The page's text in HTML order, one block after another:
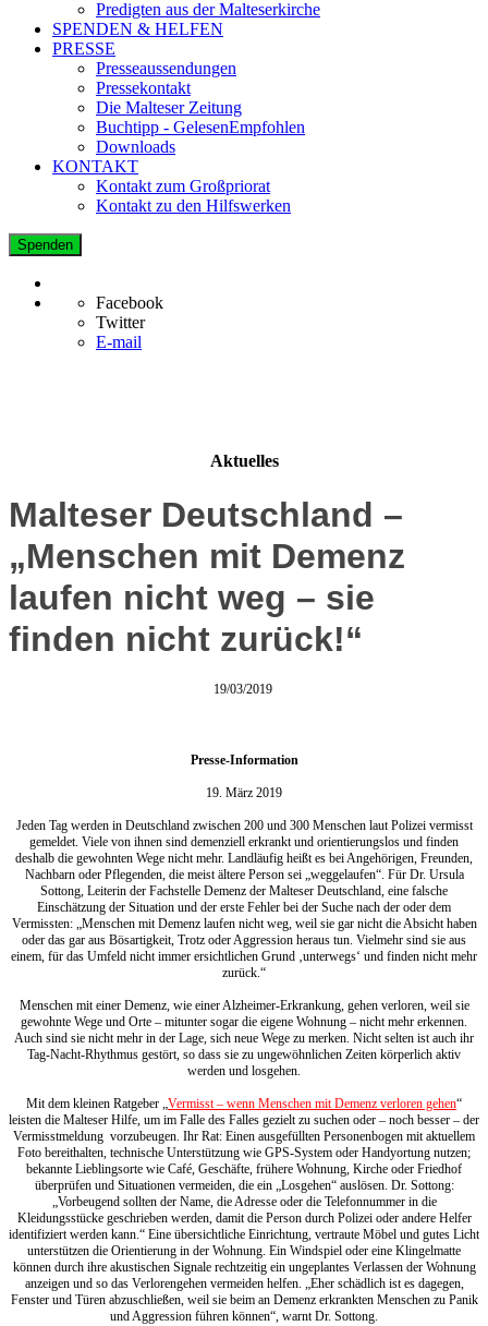
Predigten aus der Malteserkirche
SPENDEN & HELFEN
PRESSE
Presseaussendungen
Pressekontakt
Die Malteser Zeitung
Buchtipp - GelesenEmpfohlen
Downloads
KONTAKT
Kontakt zum Großpriorat
Kontakt zu den Hilfswerken
Spenden
Facebook
Twitter
E-mail
Aktuelles
Malteser Deutschland –
„Menschen mit Demenz
laufen nicht weg – sie
finden nicht zurück!“
19/03/2019
Presse-Information
19. März 2019
Jeden Tag werden in Deutschland zwischen 200 und 300 Menschen laut Polizei vermisst
gemeldet. Viele von ihnen sind demenziell erkrankt und orientierungslos und finden
deshalb die gewohnten Wege nicht mehr. Landläufig heißt es bei Angehörigen, Freunden,
Nachbarn oder Pflegenden, die meist ältere Person sei „weggelaufen“. Für Dr. Ursula
Sottong, Leiterin der Fachstelle Demenz der Malteser Deutschland, eine falsche
Einschätzung der Situation und der erste Fehler bei der Suche nach der oder dem
Vermissten: „Menschen mit Demenz laufen nicht weg, weil sie gar nicht die Absicht haben
oder das gar aus Bösartigkeit, Trotz oder Aggression heraus tun. Vielmehr sind sie aus
einem, für das Umfeld nicht immer ersichtlichen Grund ‚unterwegs‘ und finden nicht mehr
zurück.“
Menschen mit einer Demenz, wie einer Alzheimer-Erkrankung, gehen verloren, weil sie
gewohnte Wege und Orte – mitunter sogar die eigene Wohnung – nicht mehr erkennen.
Auch sind sie nicht mehr in der Lage, sich neue Wege zu merken. Nicht selten ist auch ihr
Tag-Nacht-Rhythmus gestört, so dass sie zu ungewöhnlichen Zeiten körperlich aktiv
werden und losgehen.
Mit dem kleinen Ratgeber „Vermisst – wenn Menschen mit Demenz verloren gehen“
leisten die Malteser Hilfe, um im Falle des Falles gezielt zu suchen oder – noch besser – der
Vermisstmeldung vorzubeugen. Ihr Rat: Einen ausgefüllten Personenbogen mit aktuellem
Foto bereithalten, technische Unterstützung wie GPS-System oder Handyortung nutzen;
bekannte Lieblingsorte wie Café, Geschäfte, frühere Wohnung, Kirche oder Friedhof
überprüfen und Situationen vermeiden, die ein „Losgehen“ auslösen. Dr. Sottong:
„Vorbeugend sollten der Name, die Adresse oder die Telefonnummer in die
Kleidungsstücke geschrieben werden, damit die Person durch Polizei oder andere Helfer
identifiziert werden kann.“ Eine übersichtliche Einrichtung, vertraute Möbel und gutes Licht
unterstützen die Orientierung in der Wohnung. Ein Windspiel oder eine Klingelmatte
können durch ihre akustischen Signale rechtzeitig ein ungeplantes Verlassen der Wohnung
anzeigen und so das Verlorengehen vermeiden helfen. „Eher schädlich ist es dagegen,
Fenster und Türen abzuschließen, weil sie beim an Demenz erkrankten Menschen zu Panik
und Aggression führen können“, warnt Dr. Sottong.